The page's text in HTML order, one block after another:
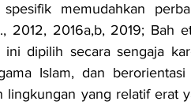
memudahkan
2012, 2016a,b, 2019; Bah
ini dipilih secara sengaja
Islam, dan
lingkungan yang relatif erat